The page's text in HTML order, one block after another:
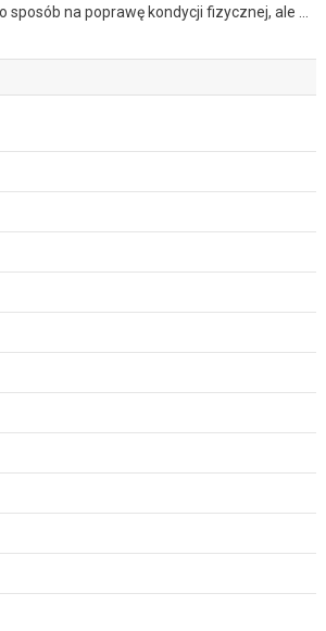
sposób na poprawę kondycji fizycznej, ale …